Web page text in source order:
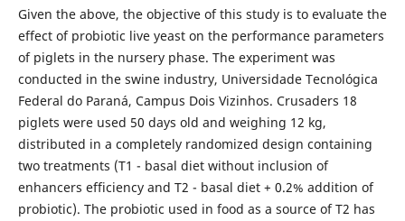
Given the above, the objective of this study is to evaluate the
effect of probiotic live yeast on the performance parameters
of piglets in the nursery phase. The experiment was
conducted in the swine industry, Universidade Tecnológica
Federal do Paraná, Campus Dois Vizinhos. Crusaders 18
piglets were used 50 days old and weighing 12 kg,
distributed in a completely randomized design containing
two treatments (T1 - basal diet without inclusion of
enhancers efficiency and T2 - basal diet + 0.2% addition of
probiotic). The probiotic used in food as a source of T2 has